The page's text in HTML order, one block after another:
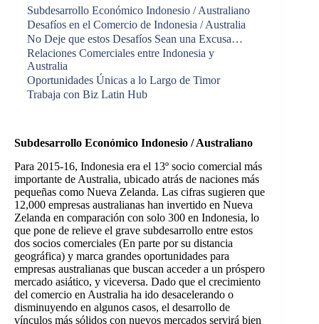
Subdesarrollo Económico Indonesio / Australiano
Desafíos en el Comercio de Indonesia / Australia
No Deje que estos Desafíos Sean una Excusa…
Relaciones Comerciales entre Indonesia y
Australia
Oportunidades Únicas a lo Largo de Timor
Trabaja con Biz Latin Hub
Subdesarrollo Económico Indonesio / Australiano
Para 2015-16, Indonesia era el 13º socio comercial más
importante de Australia, ubicado atrás de naciones más
pequeñas como Nueva Zelanda. Las cifras sugieren que
12,000 empresas australianas han invertido en Nueva
Zelanda en comparación con solo 300 en Indonesia, lo
que pone de relieve el grave subdesarrollo entre estos
dos socios comerciales (En parte por su distancia
geográfica) y marca grandes oportunidades para
empresas australianas que buscan acceder a un próspero
mercado asiático, y viceversa. Dado que el crecimiento
del comercio en Australia ha ido desacelerando o
disminuyendo en algunos casos, el desarrollo de
vínculos más sólidos con nuevos mercados servirá bien